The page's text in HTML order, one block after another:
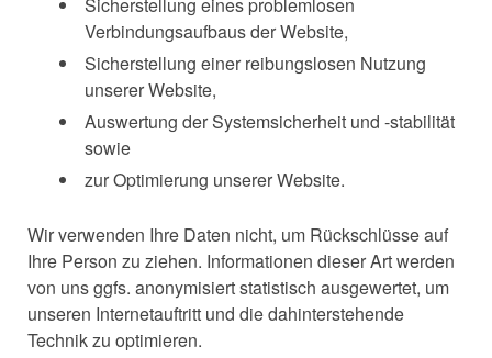
Sicherstellung eines problemlosen
Verbindungsaufbaus der Website,
Sicherstellung einer reibungslosen Nutzung
unserer Website,
Auswertung der Systemsicherheit und -stabilität
sowie
zur Optimierung unserer Website.
Wir verwenden Ihre Daten nicht, um Rückschlüsse auf
Ihre Person zu ziehen. Informationen dieser Art werden
von uns ggfs. anonymisiert statistisch ausgewertet, um
unseren Internetauftritt und die dahinterstehende
Technik zu optimieren.